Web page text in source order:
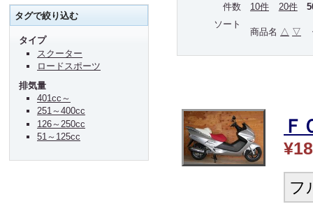
件数
10件 20件
ソート
商品名 △ ▽
Ｆ
フ
タグで絞り込む
タイプ
スクーター
ロードスポーツ
排気量
401cc～
251～400cc
126～250cc
51～125cc